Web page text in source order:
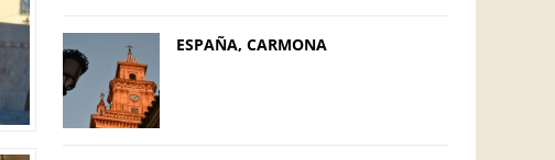
ESPAÑA, CARMONA